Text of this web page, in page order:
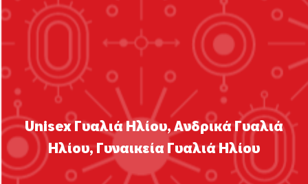
Unisex Γυαλιά Ηλίου,Ανδρικά Γυαλιά
Ηλίου,Γυναικεία Γυαλιά Ηλίου